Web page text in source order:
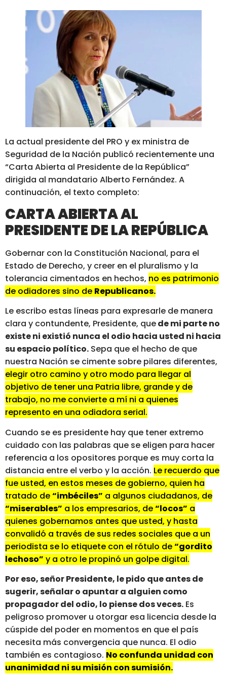
La actual presidente del PRO y ex ministra de
Seguridad de la Nación publicó recientemente una
“Carta Abierta al Presidente de la República”
dirigida al mandatario Alberto Fernández. A
continuación, el texto completo:
CARTA ABIERTA AL
PRESIDENTE DE LA REPÚBLICA
Gobernar con la Constitución Nacional, para el
Estado de Derecho, y creer en el pluralismo y la
tolerancia cimentados en hechos, no es patrimonio
de odiadores sino de Republicanos.
Le escribo estas líneas para expresarle de manera
clara y contundente, Presidente, quede mi parte no
existe ni existió nunca el odio hacia usted ni hacia
su espacio político. Sepa que el hecho de que
nuestra Nación se cimente sobre pilares diferentes,
elegir otro camino y otro modo para llegar al
objetivo de tener una Patria libre, grande y de
trabajo, no me convierte a mí ni a quienes
represento en una odiadora serial.
Cuando se es presidente hay que tener extremo
cuidado con las palabras que se eligen para hacer
referencia a los opositores porque es muy corta la
distancia entre el verbo y la acción. Le recuerdo que
fue usted, en estos meses de gobierno, quien ha
tratado de“imbéciles” a algunos ciudadanos, de
“miserables” a los empresarios, de“locos” a
quienes gobernamos antes que usted, y hasta
convalidó a través de sus redes sociales que a un
periodista se lo etiquete con el rótulo de“gordito
lechoso” y a otro le propinó un golpe digital.
Por eso, señor Presidente, le pido que antes de
sugerir, señalar o apuntar a alguien como
propagador del odio, lo piense dos veces. Es
peligroso promover u otorgar esa licencia desde la
cúspide del poder en momentos en que el país
necesita más convergencia que nunca. El odio
también es contagioso. No confunda unidad con
unanimidad ni su misión con sumisión.